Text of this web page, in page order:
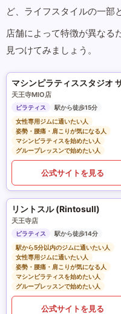
ど、ライフスタイルの一部
店舗によって特徴が異なる
見つけてみましょう。
天王寺MIO店
ピラティス
駅から徒歩15分
女性専用ジムに通いたい人
姿勢・腰痛・肩こりが気になる人
マシンピラティスを始めたい人
グループレッスンで始めたい人
公式サイトを見る
リントスル (Rintosull)
天王寺店
ピラティス
駅から徒歩14分
駅から5分以内のジムに通いたい人
女性専用ジムに通いたい人
姿勢・腰痛・肩こりが気になる人
マシンピラティスを始めたい人
グループレッスンで始めたい人
公式サイトを見る